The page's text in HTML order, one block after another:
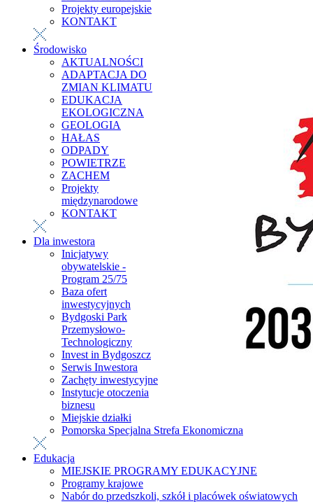
Projekty europejskie
KONTAKT
Środowisko
AKTUALNOŚCI
ADAPTACJA DO
ZMIAN KLIMATU
EDUKACJA
EKOLOGICZNA
GEOLOGIA
HAŁAS
ODPADY
POWIETRZE
ZACHEM
Projekty
międzynarodowe
KONTAKT
Dla inwestora
Inicjatywy
obywatelskie -
Program 25/75
Baza ofert
inwestycyjnych
Bydgoski Park
Przemysłowo-
Technologiczny
Invest in Bydgoszcz
Serwis Inwestora
Zachęty inwestycyjne
Instytucje otoczenia
biznesu
Miejskie działki
Pomorska Specjalna Strefa Ekonomiczna
Edukacja
MIEJSKIE PROGRAMY EDUKACYJNE
Programy krajowe
Nabór do przedszkoli, szkół i placówek oświatowych